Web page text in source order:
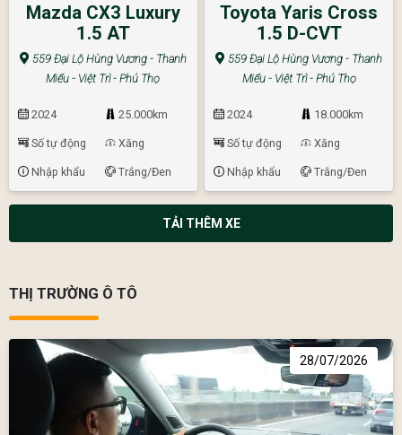
Mazda CX3 Luxury
1.5 AT
559 Đại Lộ Hùng Vương - Thanh
Miếu - Việt Trì - Phú Thọ
2024 25.000km
Số tự động Xăng
Nhập khẩu Trắng/Đen
Toyota Yaris Cross
1.5 D-CVT
559 Đại Lộ Hùng Vương - Thanh
Miếu - Việt Trì - Phú Thọ
2024 18.000km
Số tự động Xăng
Nhập khẩu Trắng/Đen
TẢI THÊM XE
THỊ TRƯỜNG Ô TÔ
28/07/2026